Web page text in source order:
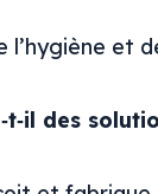
l’hygiène et
des